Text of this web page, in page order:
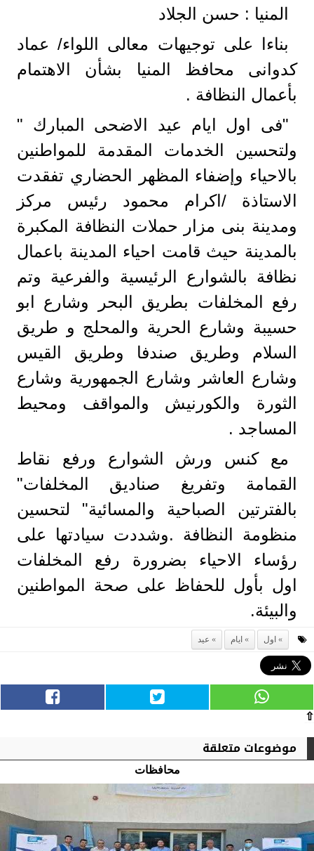
المنيا : حسن الجلاد
بناءا على توجيهات معالى اللواء/ عماد
كدوانى محافظ المنيا بشأن الاهتمام
بأعمال النظافة .
"فى اول ايام عيد الاضحى المبارك "
ولتحسين الخدمات المقدمة للمواطنين
بالاحياء وإضفاء المظهر الحضاري تفقدت
الاستاذة /اكرام محمود رئيس مركز
ومدينة بنى مزار حملات النظافة المكبرة
بالمدينة حيث قامت احياء المدينة باعمال
نظافة بالشوارع الرئيسية والفرعية وتم
رفع المخلفات بطريق البحر وشارع ابو
حسيبة وشارع الحرية والمحلج و طريق
السلام وطريق صندفا وطريق القيس
وشارع العاشر وشارع الجمهورية وشارع
الثورة والكورنيش والمواقف ومحيط
المساجد .
مع كنس ورش الشوارع ورفع نقاط
القمامة وتفريغ صناديق المخلفات"
بالفترتين الصباحية والمسائية" لتحسين
منظومة النظافة .وشددت سيادتها على
رؤساء الاحياء بضرورة رفع المخلفات
اول بأول للحفاظ على صحة المواطنين
والبيئة.
اول ايام عيد
⇧
موضوعات متعلقة
محافظات